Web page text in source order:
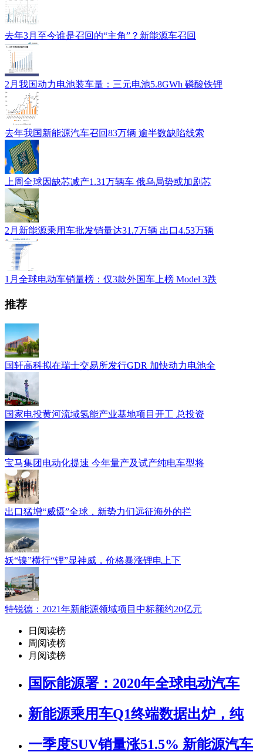
去年3月至今谁是召回的“主角”？新能源车召回
2月我国动力电池装车量：三元电池5.8GWh 磷酸铁锂
去年我国新能源汽车召回83万辆 逾半数缺陷线索
上周全球因缺芯减产1.31万辆车 俄乌局势或加剧芯
2月新能源乘用车批发销量达31.7万辆 出口4.53万辆
1月全球电动车销量榜：仅3款外国车上榜 Model 3跌
推荐
国轩高科拟在瑞士交易所发行GDR 加快动力电池全
国家电投黄河流域氢能产业基地项目开工 总投资
宝马集团电动化提速 今年量产及试产纯电车型将
出口猛增“威慑”全球，新势力们远征海外的拦
妖“镍”横行“锂”显神威，价格暴涨锂电上下
特锐德：2021年新能源领域项目中标额约20亿元
日阅读榜
周阅读榜
月阅读榜
国际能源署：2020年全球电动汽车
新能源乘用车Q1终端数据出炉，纯
一季度SUV销量涨51.5% 新能源汽车